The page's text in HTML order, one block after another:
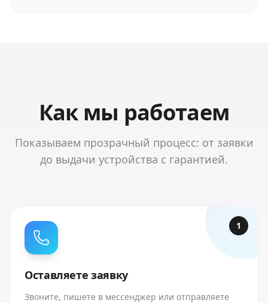
Как мы работаем
Показываем прозрачный процесс: от заявки
до выдачи устройства с гарантией.
1
Оставляете заявку
Звоните, пишете в мессенджер или отправляете